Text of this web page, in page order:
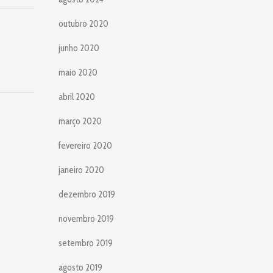
outubro 2020
junho 2020
maio 2020
abril 2020
março 2020
fevereiro 2020
janeiro 2020
dezembro 2019
novembro 2019
setembro 2019
agosto 2019